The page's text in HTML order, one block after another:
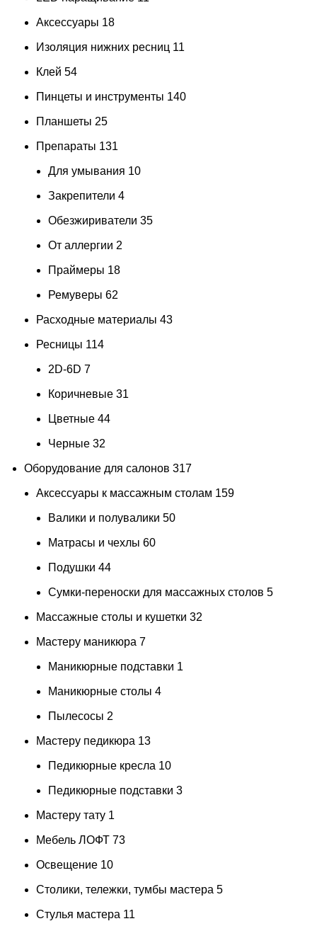
Аксессуары 18
Изоляция нижних ресниц 11
Клей 54
Пинцеты и инструменты 140
Планшеты 25
Препараты 131
Для умывания 10
Закрепители 4
Обезжириватели 35
От аллергии 2
Праймеры 18
Ремуверы 62
Расходные материалы 43
Ресницы 114
2D-6D 7
Коричневые 31
Цветные 44
Черные 32
Оборудование для салонов 317
Аксессуары к массажным столам 159
Валики и полувалики 50
Матрасы и чехлы 60
Подушки 44
Сумки-переноски для массажных столов 5
Массажные столы и кушетки 32
Мастеру маникюра 7
Маникюрные подставки 1
Маникюрные столы 4
Пылесосы 2
Мастеру педикюра 13
Педикюрные кресла 10
Педикюрные подставки 3
Мастеру тату 1
Мебель ЛОФТ 73
Освещение 10
Столики, тележки, тумбы мастера 5
Стулья мастера 11